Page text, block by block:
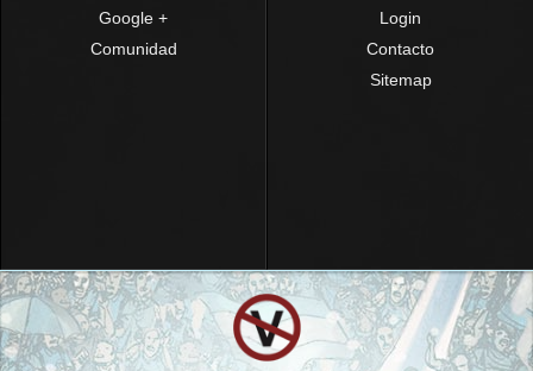
Google +
Comunidad
Login
Contacto
Sitemap